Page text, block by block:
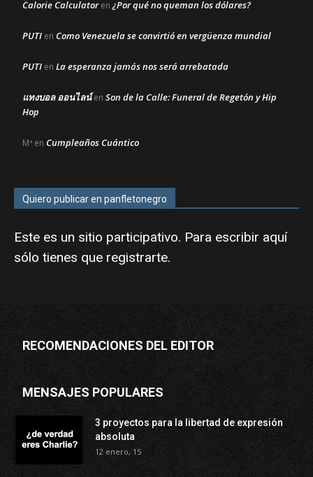
Calorie Calculatoren¿Por qué no queman los dólares?
PUTI en Como Venezuela se convirtió en vergüenza mundial
PUTI en La esperanza jamás nos será arrebatada
แทงบอล ออนไลน์en Son de la Calle: Funeral de Regetón y Hip
Hop
Mª en Cumpleaños Cuántico
Quiero publicar en panfletonegro
Este es un sitio participativo. Para escribir aquí
sólo tienes que registrarte.
RECOMENDACIONES DEL EDITOR
MENSAJES POPULARES
3 proyectos para la libertad de expresión
absoluta
12 enero, 15